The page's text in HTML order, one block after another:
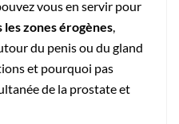
vous en servir pour
zones érogènes,
du penis ou du gland
et pourquoi pas
de la prostate et